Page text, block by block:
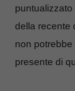
puntualizzato
della recente
non
presente di